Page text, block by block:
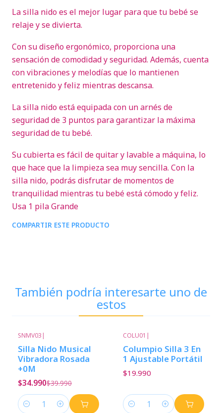
La silla nido es el mejor lugar para que tu bebé se
relaje y se divierta.
Con su diseño ergonómico, proporciona una
sensación de comodidad y seguridad. Además, cuenta
con vibraciones y melodías que lo mantienen
entretenido y feliz mientras descansa.
La silla nido está equipada con un arnés de
seguridad de 3 puntos para garantizar la máxima
seguridad de tu bebé.
Su cubierta es fácil de quitar y lavable a máquina, lo
que hace que la limpieza sea muy sencilla. Con la
silla nido, podrás disfrutar de momentos de
tranquilidad mientras tu bebé está cómodo y feliz.
Usa 1 pila Grande
COMPARTIR ESTE PRODUCTO
También podría interesarte uno de
estos
SNMV03 |
Silla Nido Musical
Vibradora Rosada
+0M
$34.990$39.990
Cantidad
COLU01 |
Columpio Silla 3 En
1 Ajustable Portátil
$19.990
Cantidad